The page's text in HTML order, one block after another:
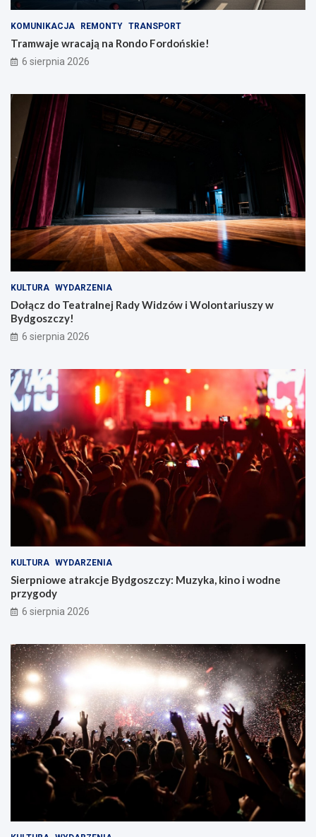
KOMUNIKACJA REMONTY TRANSPORT
Tramwaje wracają na Rondo Fordońskie!
6 sierpnia 2026
KULTURA WYDARZENIA
Dołącz do Teatralnej Rady Widzów i Wolontariuszy w
Bydgoszczy!
6 sierpnia 2026
KULTURA WYDARZENIA
Sierpniowe atrakcje Bydgoszczy: Muzyka, kino i wodne
przygody
6 sierpnia 2026